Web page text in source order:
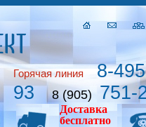
Горячая линия
8-
93
8 (905) 751-
Доставка
бесплатно